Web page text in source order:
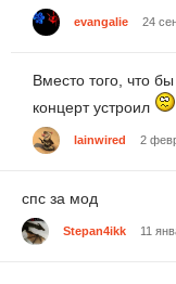
evangalie 24
Вместо того, что
концерт устроил
lainwired 2
спс за мод
Stepan4ikk 11